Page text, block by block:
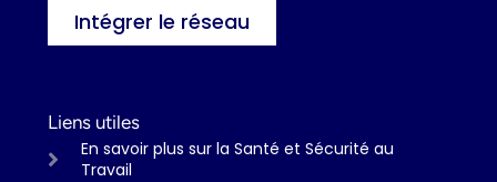
Intégrer le réseau
Liens utiles
En savoir plus sur la Santé et Sécurité au
Travail